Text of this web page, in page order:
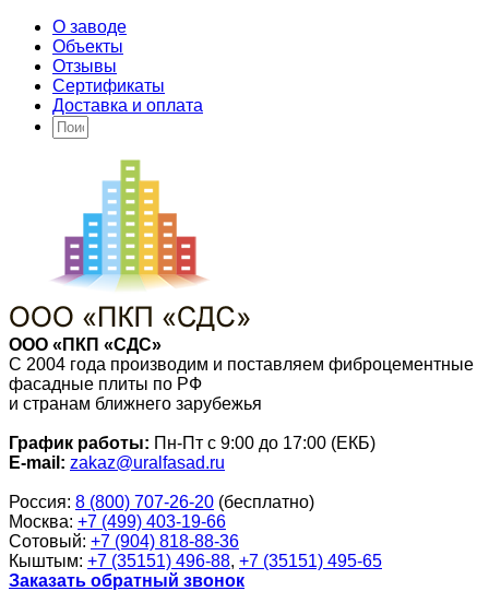
О заводе
Объекты
Отзывы
Сертификаты
Доставка и оплата
ООО «ПКП «СДС»
С 2004 года производим и поставляем фиброцементные
фасадные плиты по РФ
и странам ближнего зарубежья
График работы: Пн-Пт с 9:00 до 17:00 (ЕКБ)
E-mail: zakaz@uralfasad.ru
Россия: 8 (800) 707-26-20 (бесплатно)
Москва: +7 (499) 403-19-66
Сотовый: +7 (904) 818-88-36
Кыштым: +7 (35151) 496-88, +7 (35151) 495-65
Заказать обратный звонок